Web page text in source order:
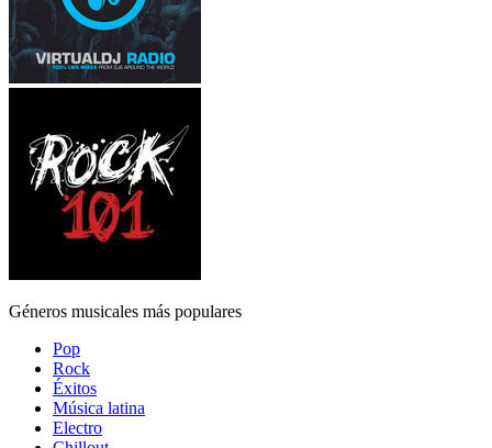
Géneros musicales más populares
Pop
Rock
Éxitos
Música latina
Electro